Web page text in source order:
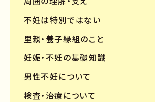
不妊は特別ではない
里親・養子縁組のこと
妊娠・不妊の基礎知識
男性不妊について
検査・治療について